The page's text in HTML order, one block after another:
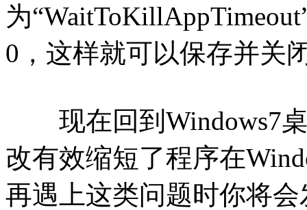
为
0，这样就可以保存并关
现在回到Windows7桌
改有效缩短了程序在
再遇上这类问题时你将